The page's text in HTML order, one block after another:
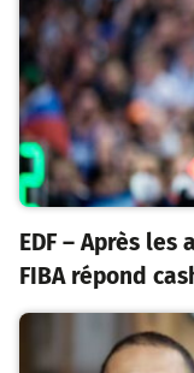
EDF – Après
FIBA répond